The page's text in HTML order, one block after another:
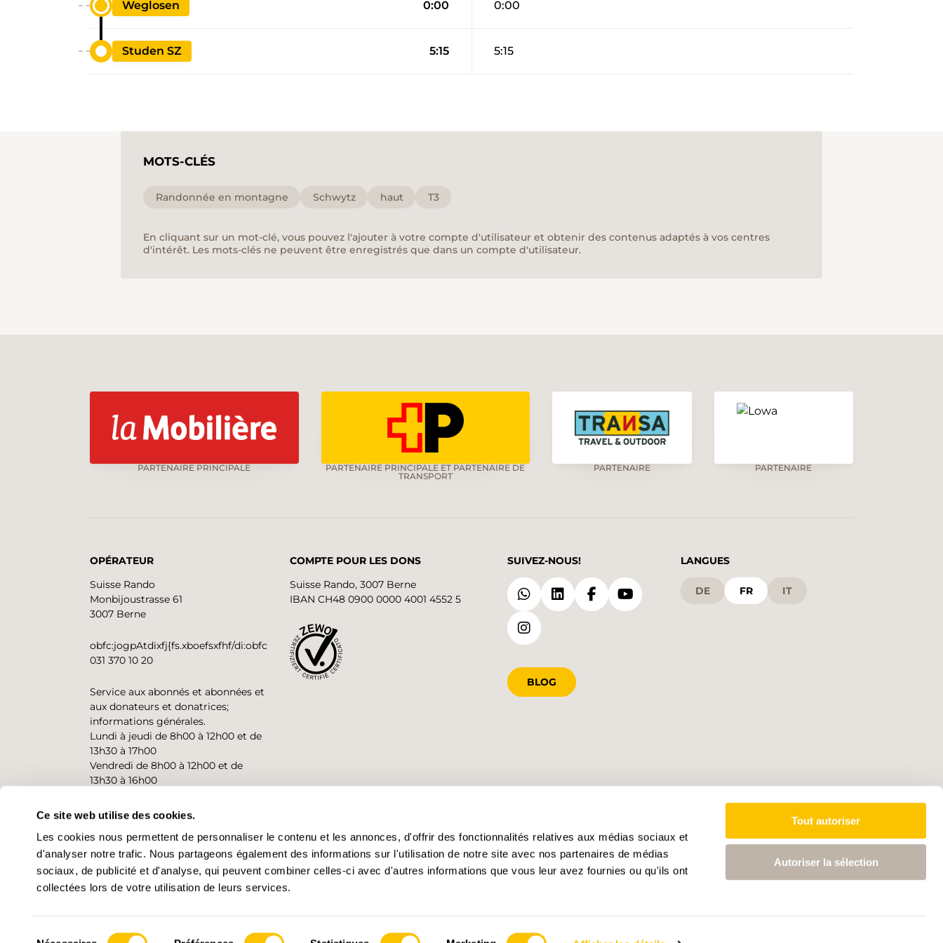
Ce site web utilise des cookies.
Les cookies nous permettent de personnaliser le contenu et les annonces, d'offrir des fonctionnalités relatives aux médias sociaux et
d'analyser notre trafic. Nous partageons également des informations sur l'utilisation de notre site avec nos partenaires de médias
sociaux, de publicité et d'analyse, qui peuvent combiner celles-ci avec d'autres informations que vous leur avez fournies ou qu'ils ont
collectées lors de votre utilisation de leurs services.
Tout autoriser
Autoriser la sélection
Weglosen 0:00 0:00
Studen SZ 5:15 5:15
MOTS-CLÉS
Randonnée en montagne Schwytz haut T3
En cliquant sur un mot-clé, vous pouvez l'ajouter à votre compte d'utilisateur et obtenir des contenus adaptés à vos centres
d'intérêt. Les mots-clés ne peuvent être enregistrés que dans un compte d'utilisateur.
PARTENAIRE PRINCIPALE
PARTENAIRE PRINCIPALE ET PARTENAIRE DE
TRANSPORT
PARTENAIRE PARTENAIRE
OPÉRATEUR
Suisse Rando
Monbijoustrasse 61
3007 Berne
obfc:jogpAtdixfj{fs.xboefsxfhf/di:obfc
031 370 10 20
Service aux abonnés et abonnées et
aux donateurs et donatrices;
informations générales.
Lundi à jeudi de 8h00 à 12h00 et de
13h30 à 17h00
Vendredi de 8h00 à 12h00 et de
13h30 à 16h00
CONTACT
COMPTE POUR LES DONS
Suisse Rando, 3007 Berne
IBAN CH48 0900 0000 4001 4552 5
SUIVEZ-NOUS!
BLOG
LANGUES
DE FR IT